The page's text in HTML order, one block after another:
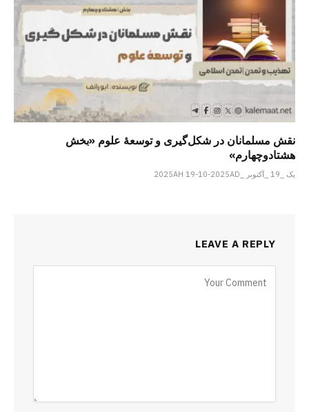
نقش مسلمانان در شکل‌گیری و توسعۀ علوم «بخش
هشتادوچهارم»
یک _19 _آکتوبر _2025AH 19-10-2025AD
LEAVE A REPLY